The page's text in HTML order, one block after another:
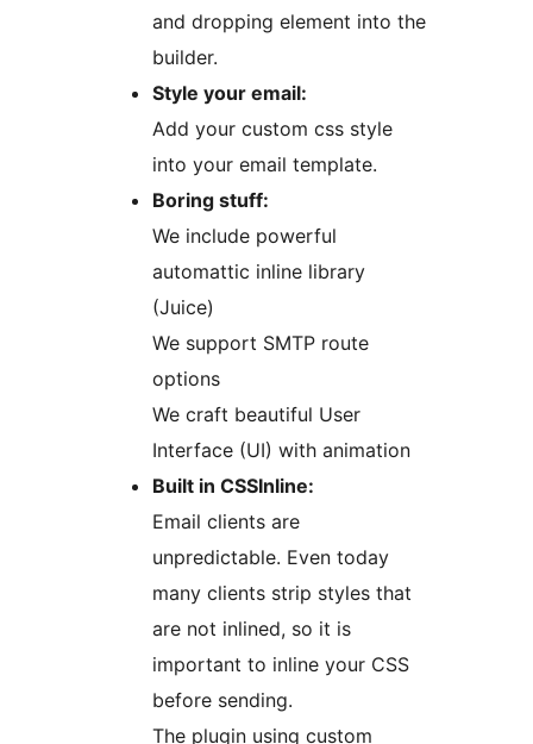
and dropping element into the
builder.
Style your email:
Add your custom css style
into your email template.
Boring stuff:
We include powerful
automattic inline library
(Juice)
We support SMTP route
options
We craft beautiful User
Interface (UI) with animation
Built in CSSInline:
Email clients are
unpredictable. Even today
many clients strip styles that
are not inlined, so it is
important to inline your CSS
before sending.
The plugin using custom